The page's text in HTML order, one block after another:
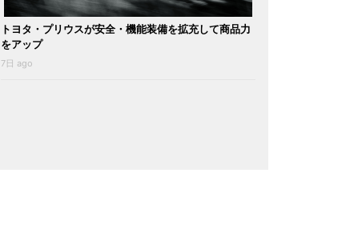
トヨタ・プリウスが安全・機能装備を拡充して商品力
をアップ
7日 ago